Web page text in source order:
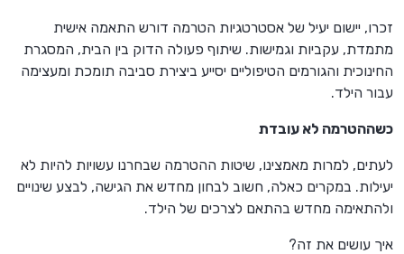
זכרו, יישום יעיל של אסטרטגיות הטרמה דורש התאמה אישית
מתמדת, עקביות וגמישות. שיתוף פעולה הדוק בין הבית, המסגרת
החינוכית והגורמים הטיפוליים יסייע ביצירת סביבה תומכת ומעצימה
עבור הילד.
כשההטרמה לא עובדת
לעתים, למרות מאמצינו, שיטות ההטרמה שבחרנו עשויות להיות לא
יעילות. במקרים כאלה, חשוב לבחון מחדש את הגישה, לבצע שינויים
ולהתאימה מחדש בהתאם לצרכים של הילד.
איך עושים את זה?